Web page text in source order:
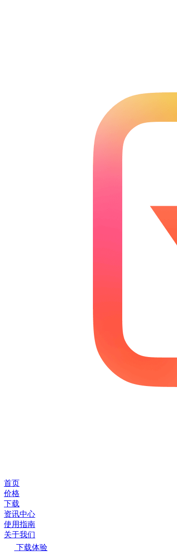
首页
价格
下载
资讯中心
使用指南
关于我们
下载体验